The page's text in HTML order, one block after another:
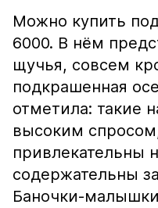
Можно купить
6000. В нём
щучья, совсем
подкрашенная
отметила: такие
высоким
привлекательны
содержательны
Баночки-